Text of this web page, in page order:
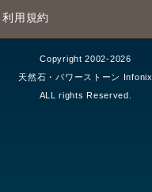
用規約
Copyright 2002-2026
天然石・パワーストーン Infonix
ALL rights Reserved.